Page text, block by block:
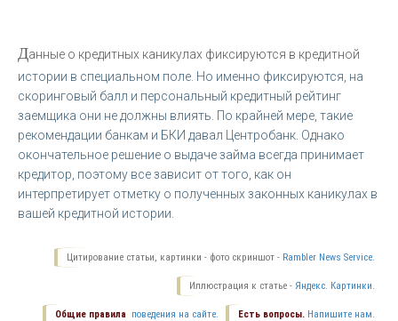
Данные о кредитных каникулах фиксируются в кредитной
истории в специальном поле. Но именно фиксируются, на
скоринговый балл и персональный кредитный рейтинг
заемщика они не должны влиять. По крайней мере, такие
рекомендации банкам и БКИ давал Центробанк. Однако
окончательное решение о выдаче займа всегда принимает
кредитор, поэтому все зависит от того, как он
интерпретирует отметку о полученных законных каникулах в
вашей кредитной истории.
Цитирование статьи, картинки - фото скриншот - Rambler News Service.
Иллюстрация к статье - Яндекс. Картинки.
Есть вопросы. Напишите нам.
Общие правила поведения на сайте.